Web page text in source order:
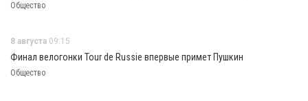
Общество
8 августа 09:15
Финал велогонки Tour de Russie впервые примет Пушкин
Общество